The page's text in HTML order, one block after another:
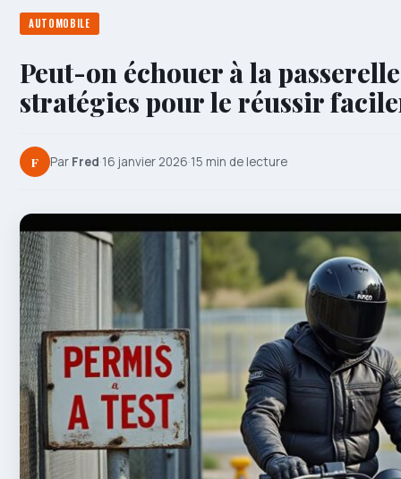
AUTOMOBILE
Peut-on échouer à la
stratégies pour le réussir
F Par Fred·16 janvier 2026·15 min de lecture